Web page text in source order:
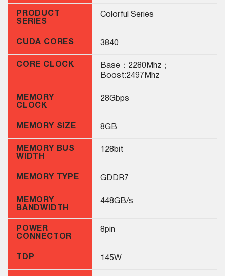
PRODUCT
SERIES
Colorful Series
CUDA CORES 3840
CORE CLOCK
Base：2280Mhz；
Boost:2497Mhz
MEMORY
CLOCK
28Gbps
MEMORY SIZE 8GB
MEMORY BUS
WIDTH
128bit
MEMORY TYPE GDDR7
MEMORY
BANDWIDTH
448GB/s
POWER
CONNECTOR
8pin
TDP 145W